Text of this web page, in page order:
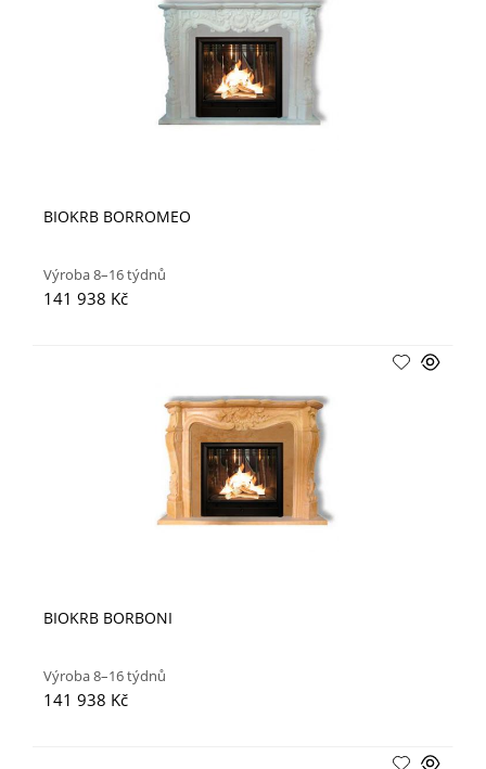
BIOKRB BORROMEO
Výroba 8–16 týdnů
141 938 Kč
BIOKRB BORBONI
Výroba 8–16 týdnů
141 938 Kč